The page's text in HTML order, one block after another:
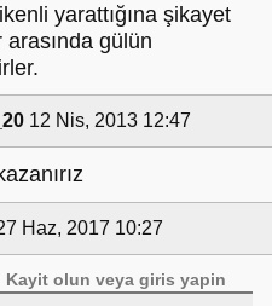
yarattığına şikayet
gülün
12 Nis, 2013 12:47
Haz, 2017 10:27
Kayit olun veyagiris yapin